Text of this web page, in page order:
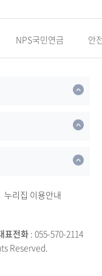
NPS국민연금 안
누리집 이용안내
표전화 : 055-570-2114
Reserved.